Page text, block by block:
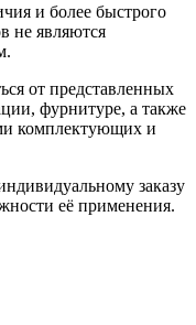
и более быстрого
не являются
от представленных
фурнитуре, а также
комплектующих и
заказу
её применения.